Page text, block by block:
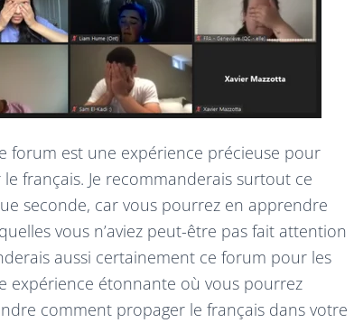
forum est une expérience précieuse pour
français. Je recommanderais surtout ce
seconde, car vous pourrez en apprendre
vous n’aviez peut-être pas fait attention
aussi certainement ce forum pour les
expérience étonnante où vous pourrez
comment propager le français dans votre